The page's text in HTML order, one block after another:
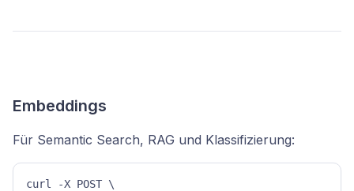
Embeddings
Für Semantic Search, RAG und Klassifizierung:
curl -X POST \